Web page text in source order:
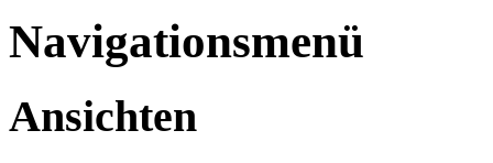
Navigationsmenü
Ansichten